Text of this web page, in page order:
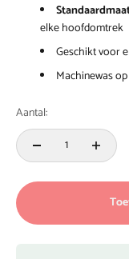
elke hoofdomtrek
Geschikt voor
Machinewas op
Aantal: